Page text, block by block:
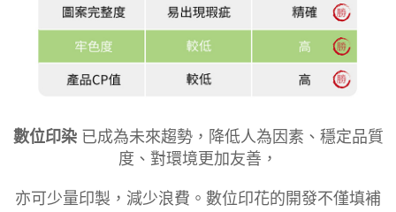
數位印染已成為未來趨勢，降低人為因素、穩定品質
度、對環境更加友善，
亦可少量印製，減少浪費。數位印花的開發不僅填補